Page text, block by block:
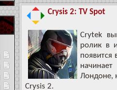
Crysis 2: TV Spot
Crytek
ролик в
появится
Лондоне,
Crysis 2.